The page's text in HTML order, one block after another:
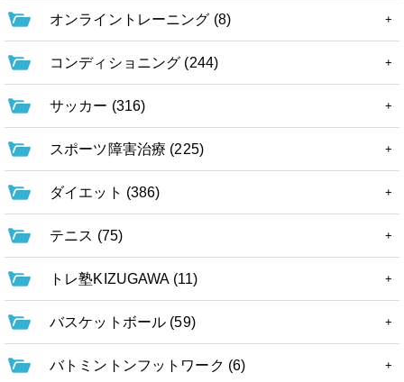
オンライントレーニング (8)
コンディショニング (244)
サッカー (316)
スポーツ障害治療 (225)
ダイエット (386)
テニス (75)
トレ塾KIZUGAWA (11)
バスケットボール (59)
バトミントンフットワーク (6)